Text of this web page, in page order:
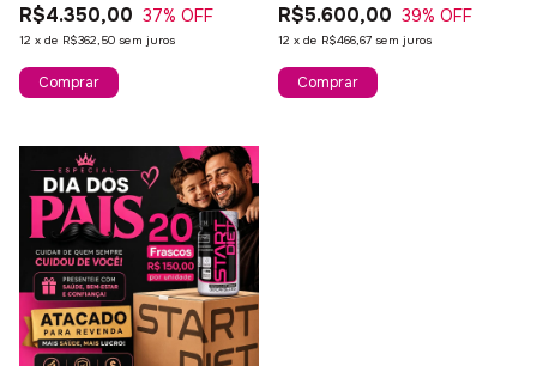
R$4.350,00 37% OFF
12 x de R$362,50 sem juros
R$5.600,00 39% OFF
12 x de R$466,67 sem juros